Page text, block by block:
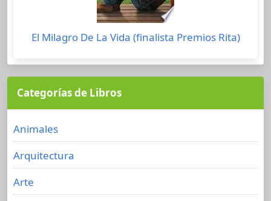
El Milagro De La Vida (finalista Premios Rita)
Categorías de Libros
Animales
Arquitectura
Arte